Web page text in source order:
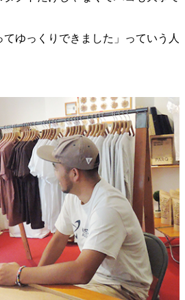
てゆっくりできました」っていう人